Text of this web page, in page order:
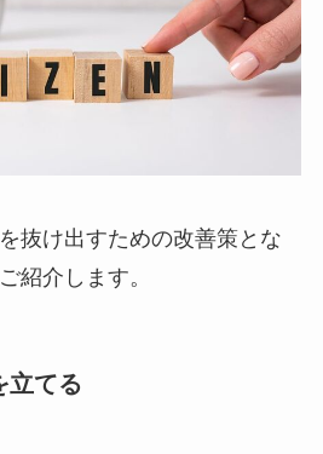
抜け出すための改善策とな
紹介します。
立てる